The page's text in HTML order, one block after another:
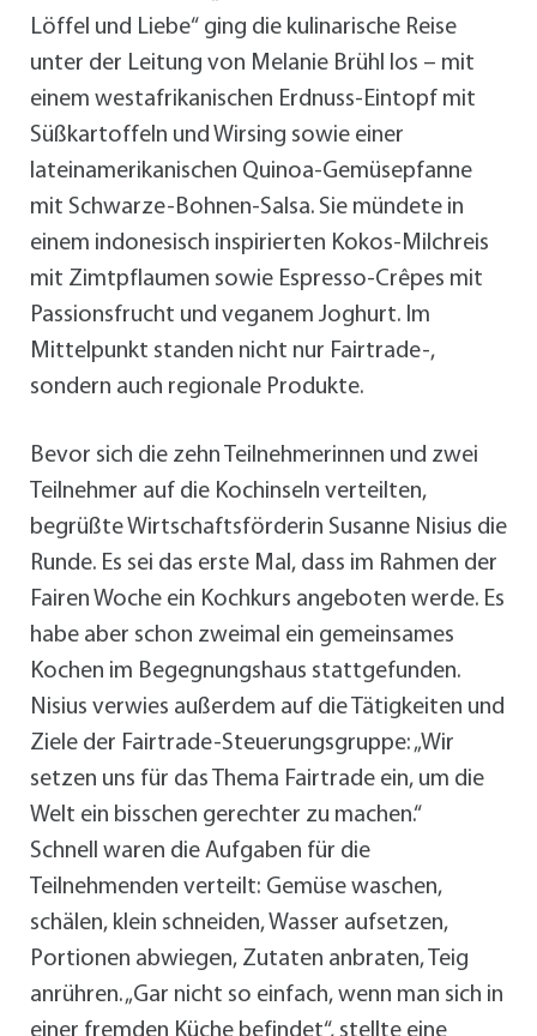
Löffel und Liebe“ ging die kulinarische Reise
unter der Leitung von Melanie Brühl los – mit
einem westafrikanischen Erdnuss-Eintopf mit
Süßkartoffeln und Wirsing sowie einer
lateinamerikanischen Quinoa-Gemüsepfanne
mit Schwarze-Bohnen-Salsa. Sie mündete in
einem indonesisch inspirierten Kokos-Milchreis
mit Zimtpflaumen sowie Espresso-Crêpes mit
Passionsfrucht und veganem Joghurt. Im
Mittelpunkt standen nicht nur Fairtrade-,
sondern auch regionale Produkte.
Bevor sich die zehn Teilnehmerinnen und zwei
Teilnehmer auf die Kochinseln verteilten,
begrüßte Wirtschaftsförderin Susanne Nisius die
Runde. Es sei das erste Mal, dass im Rahmen der
Fairen Woche ein Kochkurs angeboten werde. Es
habe aber schon zweimal ein gemeinsames
Kochen im Begegnungshaus stattgefunden.
Nisius verwies außerdem auf die Tätigkeiten und
Ziele der Fairtrade-Steuerungsgruppe: „Wir
setzen uns für das Thema Fairtrade ein, um die
Welt ein bisschen gerechter zu machen.“
Schnell waren die Aufgaben für die
Teilnehmenden verteilt: Gemüse waschen,
schälen, klein schneiden, Wasser aufsetzen,
Portionen abwiegen, Zutaten anbraten, Teig
anrühren. „Gar nicht so einfach, wenn man sich in
einer fremden Küche befindet“, stellte eine